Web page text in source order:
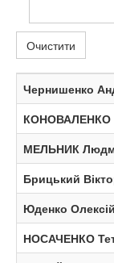
Очистити
Чернишенко
КОНОВАЛЕНКО
МЕЛЬНИК
Брицький
Юденко
НОСАЧЕНКО